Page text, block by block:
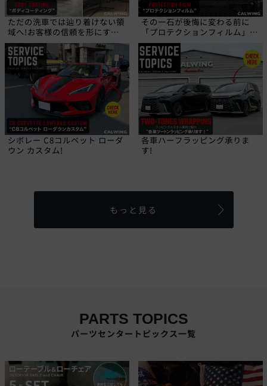
ただの洗車では辿り着けない領
域へ!お客様の信頼を形にす
る、職人の技!
その一石が後悔に変わる前に
「プロテクションフィルム」と
いう選択を!
シボレー C8コルベット ローダ
ウン カスタム!
各車ハーフラッピング承りま
す!
もっと見る
PARTS TOPICS
パーツセンタートピックス一覧